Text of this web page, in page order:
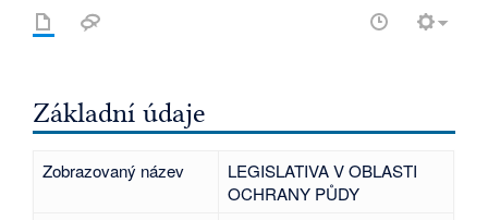
Základní údaje
Zobrazovaný název
LEGISLATIVA V OBLASTI
OCHRANY PŮDY